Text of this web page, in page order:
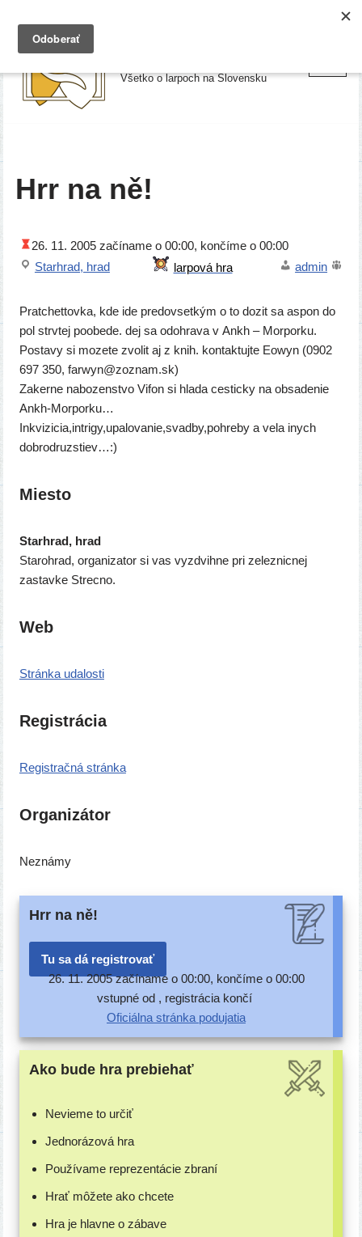
Preskočiť
Všetko o larpoch na Slovensku
Hrr na ně!
26. 11. 2005 začí­na­me o 00:00, kon­čí­me o 00:00
Starhrad, hrad
admin
Pratchettovka, kde ide pre­dov­set­kým o to dozit sa aspon do
pol str­v­tej poobe­de. dej sa odo­hra­va v Ankh – Morporku.
Postavy si moze­te zvo­lit aj z knih. kon­tak­tuj­te Eowyn (0902
697 350, farwyn@zoznam.sk)
Zakerne nabo­zen­stvo Vifon si hla­da ces­tic­ky na obsa­de­nie
Ankh-Morporku…
Inkvizicia,intrigy,upalovanie,svadby,pohreby a vela inych
dobrodruzstiev…:)
Miesto
Starhrad, hrad
Starohrad, orga­ni­za­tor si vas vyz­dvih­ne pri zelez­nic­nej
zastav­ke Strecno.
Web
Stránka uda­los­ti
Registrácia
Registračná strán­ka
Organizátor
Neznámy
Hrr na ně!
Tu sa dá registrovať
26. 11. 2005 začí­na­me o 00:00, kon­čí­me o 00:00
vstup­né od , regis­trá­cia končí
Oficiálna strán­ka podujatia
Ako bude hra prebiehať
Nevieme to určiť
Jednorázová hra
Používame repre­zen­tá­cie zbraní
Hrať môže­te ako chcete
Hra je hlav­ne o zábave